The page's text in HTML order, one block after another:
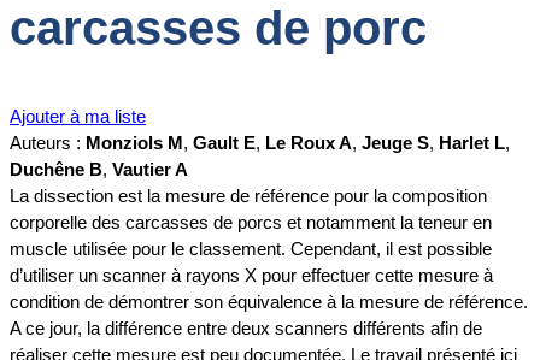
carcasses de porc
Ajouter à ma liste
Auteurs : Monziols M, Gault E, Le Roux A, Jeuge S, Harlet L,
Duchêne B, Vautier A
La dissection est la mesure de référence pour la composition
corporelle des carcasses de porcs et notamment la teneur en
muscle utilisée pour le classement. Cependant, il est possible
d’utiliser un scanner à rayons X pour effectuer cette mesure à
condition de démontrer son équivalence à la mesure de référence.
A ce jour, la différence entre deux scanners différents afin de
réaliser cette mesure est peu documentée. Le travail présenté ici